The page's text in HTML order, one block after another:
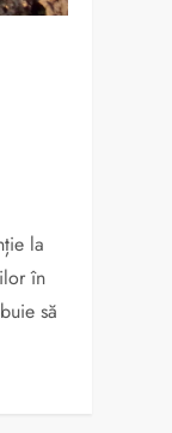
la
în
să